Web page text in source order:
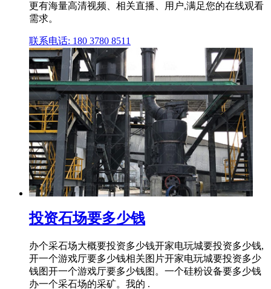
更有海量高清视频、相关直播、用户,满足您的在线观看
需求。
联系电话: 180 3780 8511
投资石场要多少钱
办个采石场大概要投资多少钱开家电玩城要投资多少钱,
开一个游戏厅要多少钱相关图片开家电玩城要投资多少
钱图开一个游戏厅要多少钱图。一个硅粉设备要多少钱
办一个采石场的采矿。我的 .